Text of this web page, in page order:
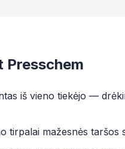
Presschem
iš vieno tiekėjo —
tirpalai mažesnės taršos